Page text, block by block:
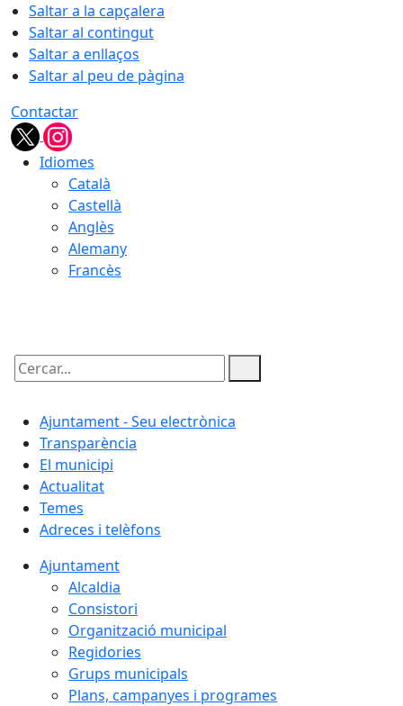
Saltar a la capçalera
Saltar al contingut
Saltar a enllaços
Saltar al peu de pàgina
Contactar
Idiomes
Català
Castellà
Anglès
Alemany
Francès
Cercar:
Ajuntament - Seu electrònica
Transparència
El municipi
Actualitat
Temes
Adreces i telèfons
Ajuntament
Alcaldia
Consistori
Organització municipal
Regidories
Grups municipals
Plans, campanyes i programes